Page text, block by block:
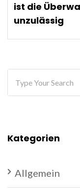
ist die
unzulässig
Kategorien
Allgemein